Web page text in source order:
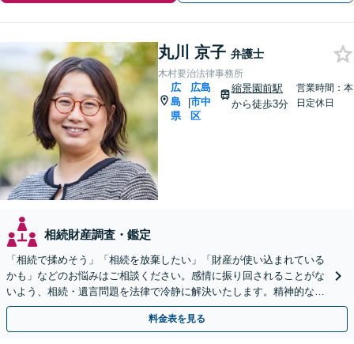
丸川 京子 弁護士
木村要治法律事務所
広
島
県
|
広島
市中
区
縮景園前駅
から徒歩3分
営業時間：本
日定休日
相続財産調査・鑑定
「相続で揉めそう」「相続を放棄したい」「財産が使い込まれている
かも」などのお悩みはご相談ください。感情に振り回されることがな
いよう、相続・遺言問題を法律で冷静に解決いたします。精神的な負
担を軽減し、不利にならない主張をサポートいたします。
料金表を見る